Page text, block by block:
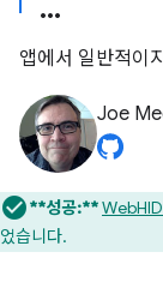
앱에서 일반적이
Joe
**성공:**
었습니다.